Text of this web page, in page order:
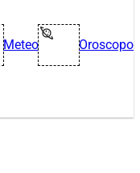
Meteo Oroscopo